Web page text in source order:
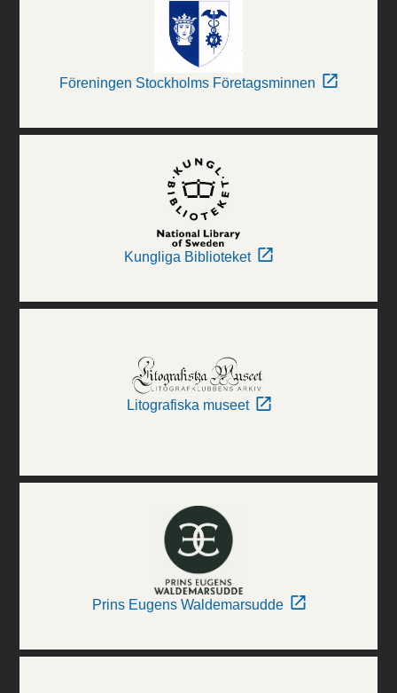
Föreningen Stockholms Företagsminnen
Kungliga Biblioteket
Litografiska museet
Prins Eugens Waldemarsudde